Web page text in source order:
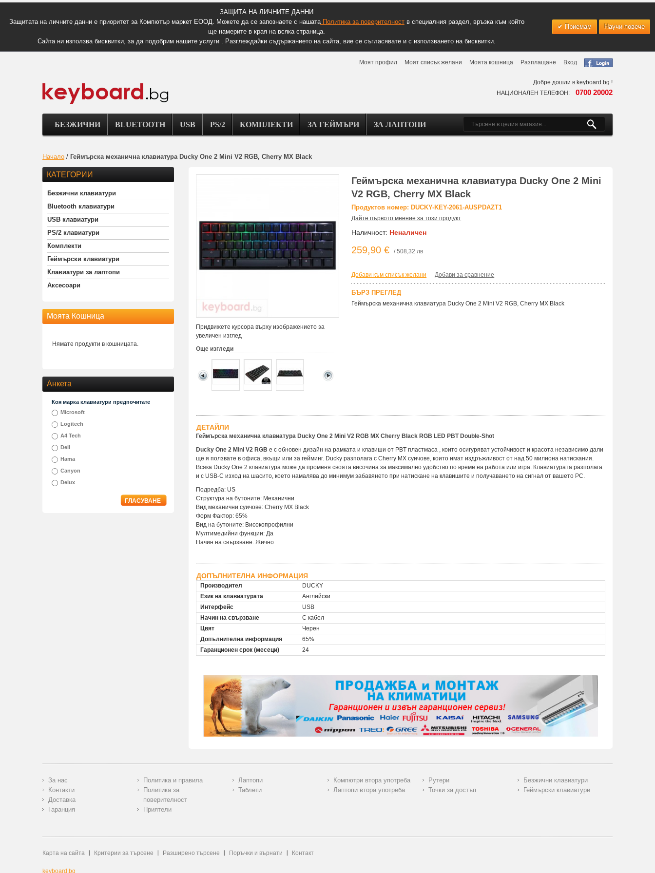
ЗАЩИТА НА ЛИЧНИТЕ ДАННИ
Защитата на личните данни е приоритет за Компютър маркет ЕООД. Можете да се запознаете с нашатаПолитика за поверителноств специалния раздел, връзка към който
ще намерите в края на всяка страница.
Сайта ни използва бисквитки, за да подобрим нашите услуги . Разглеждайки съдържанието на сайта, вие се съгласявате и с използването на бисквитки.
Приемам Научи повече
Моят профил Моят списък желани Моята кошница Разплащане Вход
Добре дошли в keyboard.bg !
НАЦИОНАЛЕН ТЕЛЕФОН: 0700 20002
БЕЗЖИЧНИ BLUETOOTH USB PS/2 КОМПЛЕКТИ ЗА ГЕЙМЪРИ ЗА ЛАПТОПИ
Начало / Геймърскa механична клавиатура Ducky One 2 Mini V2 RGB, Cherry MX Black
Придвижете курсора върху изображението за
увеличен изглед
Още изгледи
Геймърскa механична клавиатура Ducky One 2 Mini
V2 RGB, Cherry MX Black
Продуктов номер: DUCKY-KEY-2061-AUSPDAZT1
Дайте първото мнение за този продукт
Наличност: Неналичен
259,90 € / 508,32 лв
Добави към списък желани
| Добави за сравнение
БЪРЗ ПРЕГЛЕД
Геймърскa механична клавиатура Ducky One 2 Mini V2 RGB, Cherry MX Black
ДЕТАЙЛИ
Геймърска механична клавиатура Ducky One 2 Mini V2 RGB MX Cherry Black RGB LED PBT Double-Shot
Ducky One 2 Mini V2 RGB е с обновен дизайн на рамката и клавиши от PBT пластмаса , които осигуряват устойчивост и красота независимо дали
ще я ползвате в офиса, вкъщи или за гейминг. Ducky разполага с Cherry MX суичове, които имат издръжливост от над 50 милиона натискания.
Всяка Ducky One 2 клавиатура може да променя своята височина за максимално удобство по време на работа или игра. Клавиатурата разполага
и с USB-C изход на шасито, което намалява до минимум забавянето при натискане на клавишите и получаването на сигнал от вашето PC.
Подредба: US
Структура на бутоните: Механични
Вид механични суичове: Cherry MX Black
Форм Фактор: 65%
Вид на бутоните: Високопрофилни
Мултимедийни функции: Да
Начин на свързване: Жично
ДОПЪЛНИТЕЛНА ИНФОРМАЦИЯ
Производител
DUCKY
Език на клавиатурата
Английски
Интерфейс
USB
Начин на свързване
С кабел
Цвят
Черен
Допълнителна информация
65%
Гаранционен срок (месеци)
24
КАТЕГОРИИ
Безжични клавиатури
Bluetooth клавиатури
USB клавиатури
PS/2 клавиатури
Комплекти
Геймърски клавиатури
Клавиатури за лаптопи
Аксесоари
Моята Кошница
Нямате продукти в кошницата.
Анкета
Коя марка клавиатури предпочитате
Microsoft
Logitech
A4 Tech
Dell
Hama
Canyon
Delux
ГЛАСУВАНЕ
За нас
Контакти
Доставка
Гаранция
Политика и правила
Политика за
поверителност
Приятели
Лаптопи
Таблети
Компютри втора употреба
Лаптопи втора употреба
Рутери
Точки за достъп
Безжични клавиатури
Геймърски клавиатури
Карта на сайта Критерии за търсене Разширено търсене Поръчки и върнати Контакт
keyboard.bg